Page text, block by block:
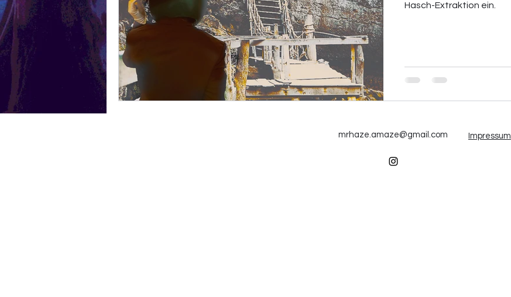
Hasch-Extraktion ein.
mrhaze.amaze@gmail.com Impressum